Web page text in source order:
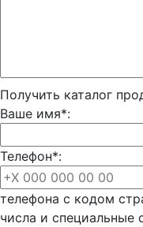
Получить каталог
Ваше имя*:
Телефон*:
телефона с кодом
числа и специальные